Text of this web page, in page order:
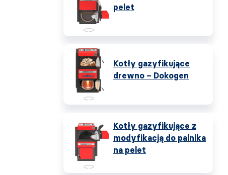
pelet
Kotły gazyfikujące
drewno – Dokogen
Kotły gazyfikujące z
modyfikacją do palnika
na pelet